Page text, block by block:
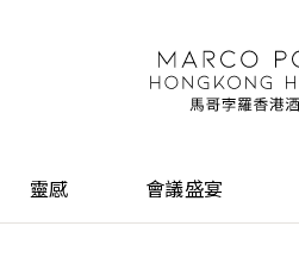
靈感 會議盛宴